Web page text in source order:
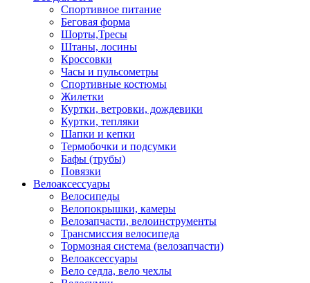
Спортивное питание
Беговая форма
Шорты,Тресы
Штаны, лосины
Кроссовки
Часы и пульсометры
Спортивные костюмы
Жилетки
Куртки, ветровки, дождевики
Куртки, тепляки
Шапки и кепки
Термобочки и подсумки
Бафы (трубы)
Повязки
Велоаксессуары
Велосипеды
Велопокрышки, камеры
Велозапчасти, велоинструменты
Трансмиссия велосипеда
Тормозная система (велозапчасти)
Велоаксессуары
Вело седла, вело чехлы